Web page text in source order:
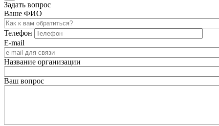
Задать вопрос
Ваше ФИО
Телефон
E-mail
Название организации
Ваш вопрос